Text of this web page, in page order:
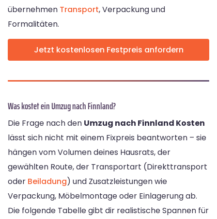
übernehmen Transport, Verpackung und
Formalitäten.
Jetzt kostenlosen Festpreis anfordern
Was kostet ein Umzug nach Finnland?
Die Frage nach den Umzug nach Finnland Kosten
lässt sich nicht mit einem Fixpreis beantworten – sie
hängen vom Volumen deines Hausrats, der
gewählten Route, der Transportart (Direkttransport
oder Beiladung) und Zusatzleistungen wie
Verpackung, Möbelmontage oder Einlagerung ab.
Die folgende Tabelle gibt dir realistische Spannen für